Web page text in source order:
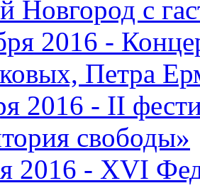
Новгород с
2016 -
Петра
2016 - II
свободы»
2016 - XVI